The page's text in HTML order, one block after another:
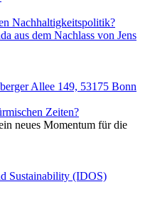
Nachhaltigkeitspolitik?
aus dem Nachlass von Jens
Allee 149, 53175 Bonn
Zeiten?
neues Momentum für die
Sustainability (IDOS)